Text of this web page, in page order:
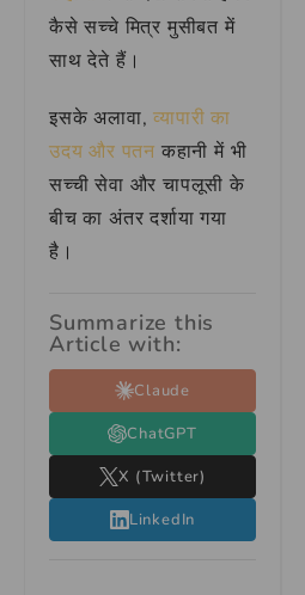
कैसे सच्चे मित्र मुसीबत में
साथ देते हैं।
इसके अलावा,व्यापारी का
उदय और पतन कहानी में भी
सच्ची सेवा और चापलूसी के
बीच का अंतर दर्शाया गया
है।
Summarize this
Article with:
Claude
ChatGPT
X (Twitter)
LinkedIn